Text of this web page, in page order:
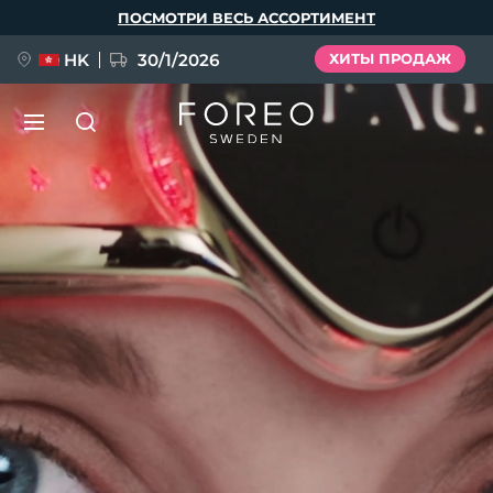
ПОСМОТРИ ВЕСЬ АССОРТИМЕНТ
HK 30/1/2026 ХИТЫ ПРОДАЖ
НОВИНКА
FLIP™ play advanced
ПОДАРКИ И НАБОРЫ
LUNA™ 4
Anti-aging massage
LUNA™ 4 Plus
Anti-aging massage, LED heating
LUNA™ 4 Men
LUNA™ 4 mini
BEAR™ 2
BEAR™ 2 go
UFO™ 3
Deep facial hydration device
FAQ™ Dual LED Panel
Язык
English Deutsch
Español
Français
Italiano
Português
Polski
Русский
Türkçe
繁體中文